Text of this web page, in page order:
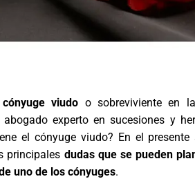
viudo o sobreviviente en
abogado experto en sucesiones y
el cónyuge viudo? En el
principales dudas que se pueden
uno de los cónyuges.